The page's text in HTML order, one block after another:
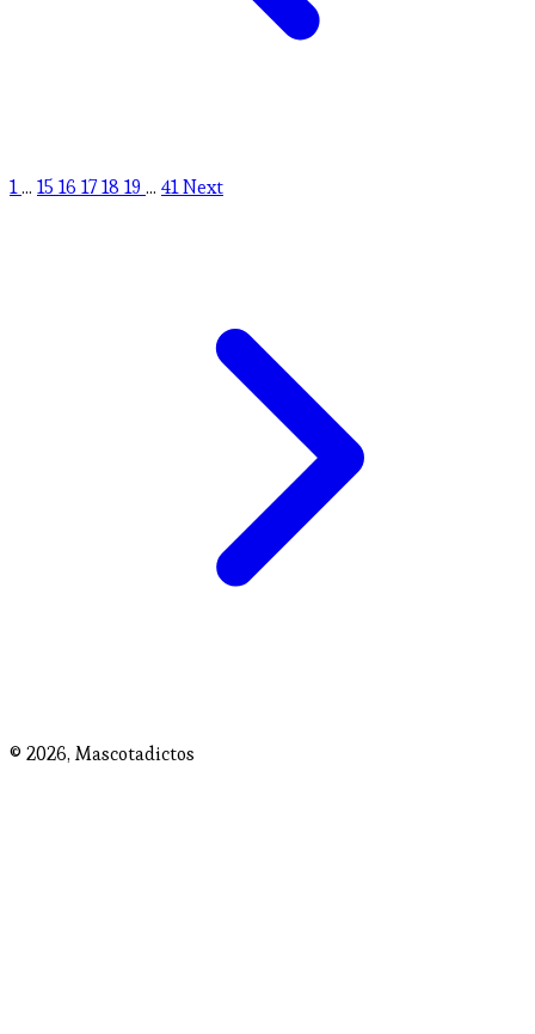
1... 15 16 1718 19 ... 41Next
© 2026, Mascotadictos